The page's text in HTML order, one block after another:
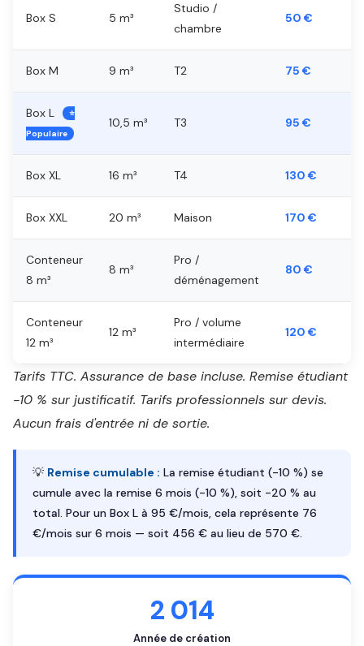
Box S 5 m³
Studio /
chambre
50 €
Box M 9 m³ T2 75 €
Box L
⭐
Populaire
10,5 m³ T3 95 €
Box XL 16 m³ T4 130 €
Box XXL 20 m³ Maison 170 €
Conteneur
8 m³
8 m³
Pro /
déménagement
80 €
Conteneur
12 m³
12 m³
Pro / volume
intermédiaire
120 €
Tarifs TTC. Assurance de base incluse. Remise étudiant
-10 % sur justificatif. Tarifs professionnels sur devis.
Aucun frais d'entrée ni de sortie.
💡 Remise cumulable : La remise étudiant (-10 %) se
cumule avec la remise 6 mois (-10 %), soit -20 % au
total. Pour un Box L à 95 €/mois, cela représente 76
€/mois sur 6 mois — soit 456 € au lieu de 570 €.
2 014
Année de création